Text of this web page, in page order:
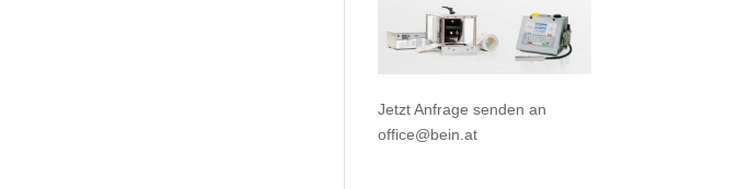
Jetzt Anfrage senden an
office@bein.at